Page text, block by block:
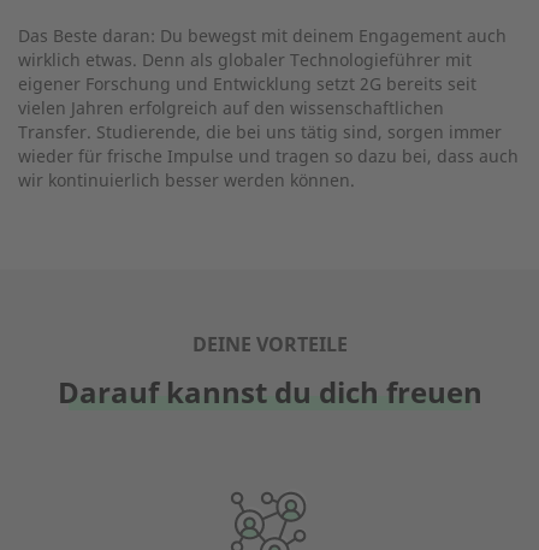
Das Beste daran: Du bewegst mit deinem Engagement auch
wirklich etwas. Denn als globaler Technologieführer mit
eigener Forschung und Entwicklung setzt 2G bereits seit
vielen Jahren erfolgreich auf den wissenschaftlichen
Transfer. Studierende, die bei uns tätig sind, sorgen immer
wieder für frische Impulse und tragen so dazu bei, dass auch
wir kontinuierlich besser werden können.
DEINE VORTEILE
Darauf kannst du dich freuen